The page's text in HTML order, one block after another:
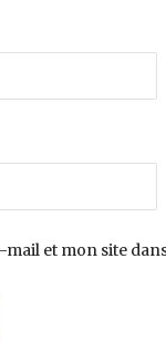
et mon site